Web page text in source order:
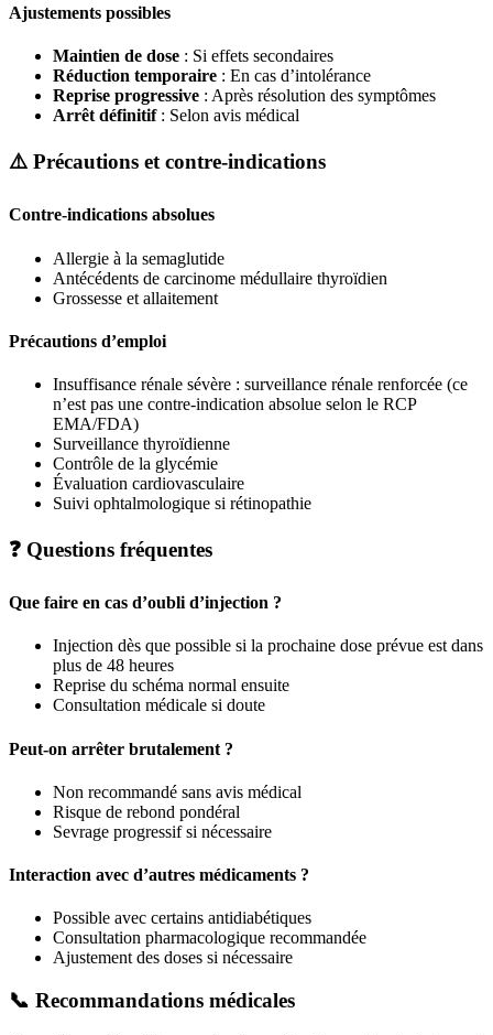
Ajustements possibles
Maintien de dose : Si effets secondaires
Réduction temporaire : En cas d’intolérance
Reprise progressive : Après résolution des symptômes
Arrêt définitif: Selon avis médical
⚠️ Précautions et contre-indications
Contre-indications absolues
Allergie à la semaglutide
Antécédents de carcinome médullaire thyroïdien
Grossesse et allaitement
Précautions d’emploi
Insuffisance rénale sévère : surveillance rénale renforcée (ce
n’est pas une contre-indication absolue selon le RCP
EMA/FDA)
Surveillance thyroïdienne
Contrôle de la glycémie
Évaluation cardiovasculaire
Suivi ophtalmologique si rétinopathie
❓ Questions fréquentes
Que faire en cas d’oubli d’injection ?
Injection dès que possible si la prochaine dose prévue est dans
plus de 48 heures
Reprise du schéma normal ensuite
Consultation médicale si doute
Peut-on arrêter brutalement ?
Non recommandé sans avis médical
Risque de rebond pondéral
Sevrage progressif si nécessaire
Interaction avec d’autres médicaments ?
Possible avec certains antidiabétiques
Consultation pharmacologique recommandée
Ajustement des doses si nécessaire
📞 Recommandations médicales